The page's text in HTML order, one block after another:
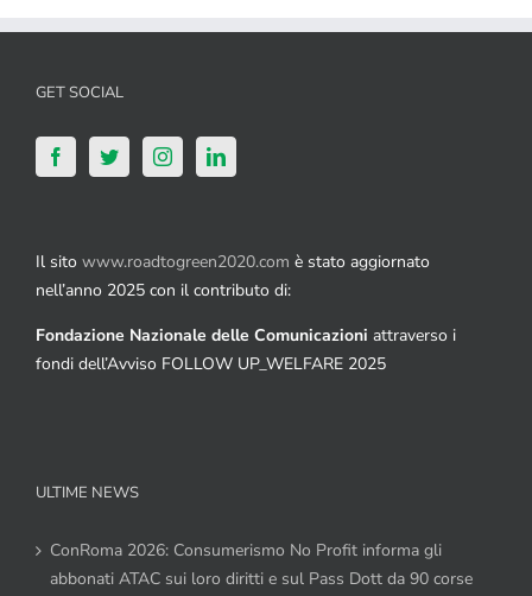
GET SOCIAL
Il sito www.roadtogreen2020.com è stato aggiornato
nell’anno 2025 con il contributo di:
Fondazione Nazionale delle Comunicazioni attraverso i
fondi dell’Avviso FOLLOW UP_WELFARE 2025
ULTIME NEWS
ConRoma 2026: Consumerismo No Profit informa gli
abbonati ATAC sui loro diritti e sul Pass Dott da 90 corse